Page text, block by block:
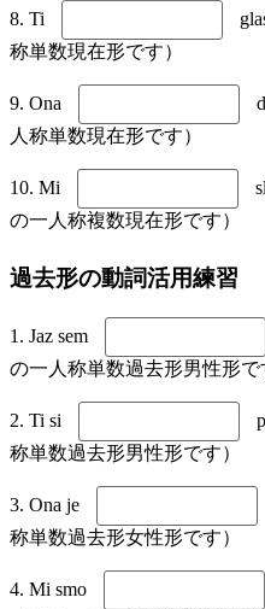
8. Ti
称単数現在形です）
9. Ona
人称単数現在形です）
10. Mi
の一人称複数現在形です）
過去形の動詞活用練習
1. Jaz sem
の一人称単数過去形男性形で
2. Ti si
称単数過去形男性形です）
3. Ona je
称単数過去形女性形です）
4. Mi smo